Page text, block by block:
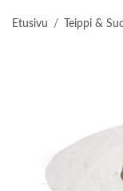
Etusivu / Teippi &